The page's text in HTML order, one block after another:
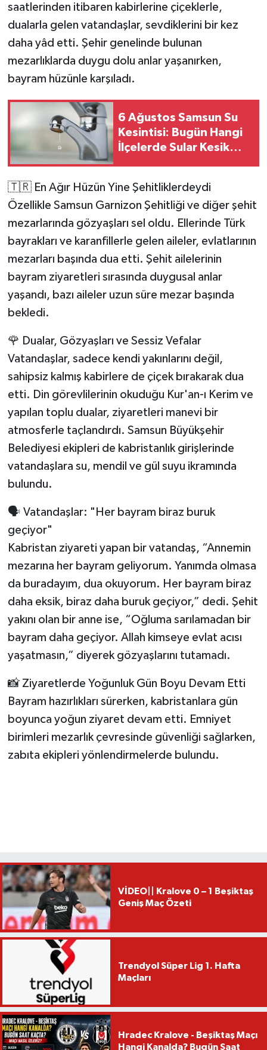
saatlerinden itibaren kabirlerine çiçeklerle,
dualarla gelen vatandaşlar, sevdiklerini bir kez
daha yâd etti. Şehir genelinde bulunan
mezarlıklarda duygu dolu anlar yaşanırken,
bayram hüzünle karşıladı.
6 Ağustos Samsun Su
Kesintisi: Bugün Hangi
İlçelerde Sular Kesik
🇹🇷 En Ağır Hüzün Yine Şehitliklerdeydi
Özellikle Samsun Garnizon Şehitliği ve diğer şehit
mezarlarında gözyaşları sel oldu. Ellerinde Türk
bayrakları ve karanfillerle gelen aileler, evlatlarının
mezarları başında dua etti. Şehit ailelerinin
bayram ziyaretleri sırasında duygusal anlar
yaşandı, bazı aileler uzun süre mezar başında
bekledi.
🌹 Dualar, Gözyaşları ve Sessiz Vefalar
Vatandaşlar, sadece kendi yakınlarını değil,
sahipsiz kalmış kabirlere de çiçek bırakarak dua
etti. Din görevlilerinin okuduğu Kur'an-ı Kerim ve
yapılan toplu dualar, ziyaretleri manevi bir
atmosferle taçlandırdı. Samsun Büyükşehir
Belediyesi ekipleri de kabristanlık girişlerinde
vatandaşlara su, mendil ve gül suyu ikramında
bulundu.
🗣️ Vatandaşlar: "Her bayram biraz buruk
geçiyor"
Kabristan ziyareti yapan bir vatandaş, “Annemin
mezarına her bayram geliyorum. Yanımda olmasa
da buradayım, dua okuyorum. Her bayram biraz
daha eksik, biraz daha buruk geçiyor,” dedi. Şehit
yakını olan bir anne ise, “Oğluma sarılamadan bir
bayram daha geçiyor. Allah kimseye evlat acısı
yaşatmasın,” diyerek gözyaşlarını tutamadı.
📸 Ziyaretlerde Yoğunluk Gün Boyu Devam Etti
Bayram hazırlıkları sürerken, kabristanlara gün
boyunca yoğun ziyaret devam etti. Emniyet
birimleri mezarlık çevresinde güvenliği sağlarken,
zabıta ekipleri yönlendirmelerde bulundu.
VİDEO|| Kralove 0 – 1 Beşiktaş
Geniş Maç Özeti
Trendyol Süper Lig 1. Hafta
Maçları
Hradec Kralove - Beşiktaş Maçı
Hangi Kanalda? Bugün Saat